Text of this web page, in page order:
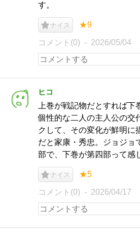
す。
ナイス ★9
コメント(0) 2026/05/04
ヒコ
上巻が戦記物だとすれば
個性的な二人の主人公の交
クして、その変化が鮮明に
だと家康・秀忠。ジョジョ
部で、下巻が第四部って
ナイス ★5
コメント(0) 2026/04/17